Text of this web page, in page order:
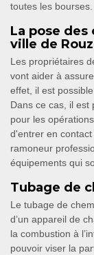
toutes les bourses.
La pose
ville de
Les propriétaires
vont aider à
effet, il est
Dans ce cas, il est
pour les
d'entrer en
ramoneur
équipements qui
Tubage de
Le tubage de
d’un appareil de
la combustion à
pouvoir viser la